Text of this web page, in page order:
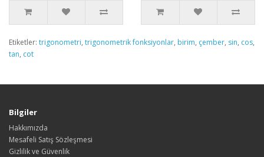
Etiketler: trigonometri, trigonometrik fonksiyonlar, birim, çember, sin, cos,
tan, cot
Bilgiler
Hakkımızda
Mesafeli Satış Sözleşmesi
Gizlilik ve Güvenlik